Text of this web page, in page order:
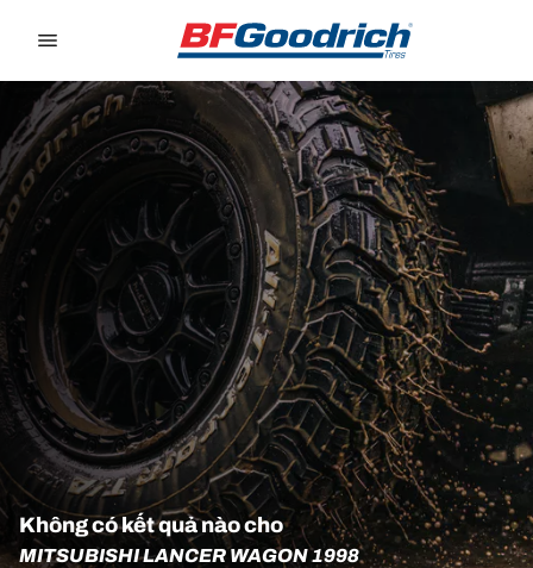
Không có kết quả nào cho
MITSUBISHI LANCER WAGON 1998